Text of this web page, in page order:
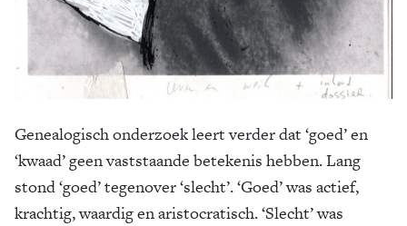
Genealogisch onderzoek leert verder dat ‘goed’ en
‘kwaad’ geen vaststaande betekenis hebben. Lang
stond ‘goed’ tegenover ‘slecht’. ‘Goed’ was actief,
krachtig, waardig en aristocratisch. ‘Slecht’ was